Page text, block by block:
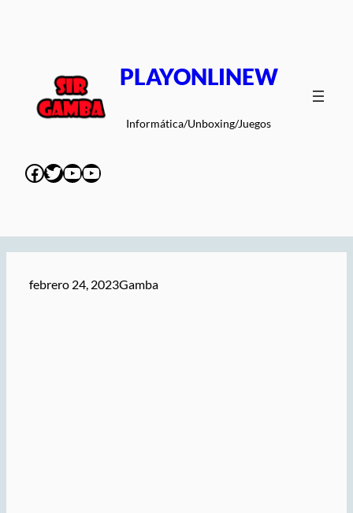
PLAYONLINEW
Informática/Unboxing/Juegos
Facebook
Twitter
YouTube
YouTube
febrero 24, 2023Gamba